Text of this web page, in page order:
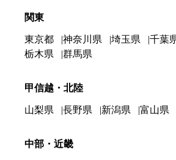
関東
東京都 神奈川県 埼玉県 千葉
栃木県
群馬県
甲信越・北陸
山梨県 長野県 新潟県 富山県
中部・近畿